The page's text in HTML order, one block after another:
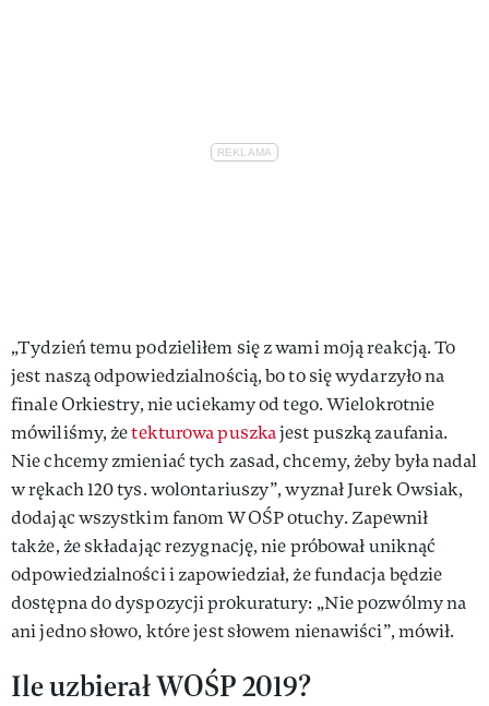
„Tydzień temu podzieliłem się z wami moją reakcją. To
jest naszą odpowiedzialnością, bo to się wydarzyło na
finale Orkiestry, nie uciekamy od tego. Wielokrotnie
mówiliśmy, żetekturowa puszkajest puszką zaufania.
Nie chcemy zmieniać tych zasad, chcemy, żeby była nadal
w rękach 120 tys. wolontariuszy”, wyznał Jurek Owsiak,
dodając wszystkim fanom WOŚP otuchy. Zapewnił
także, że składając rezygnację, nie próbował uniknąć
odpowiedzialności i zapowiedział, że fundacja będzie
dostępna do dyspozycji prokuratury: „Nie pozwólmy na
ani jedno słowo, które jest słowem nienawiści”, mówił.
Ile uzbierał WOŚP 2019?